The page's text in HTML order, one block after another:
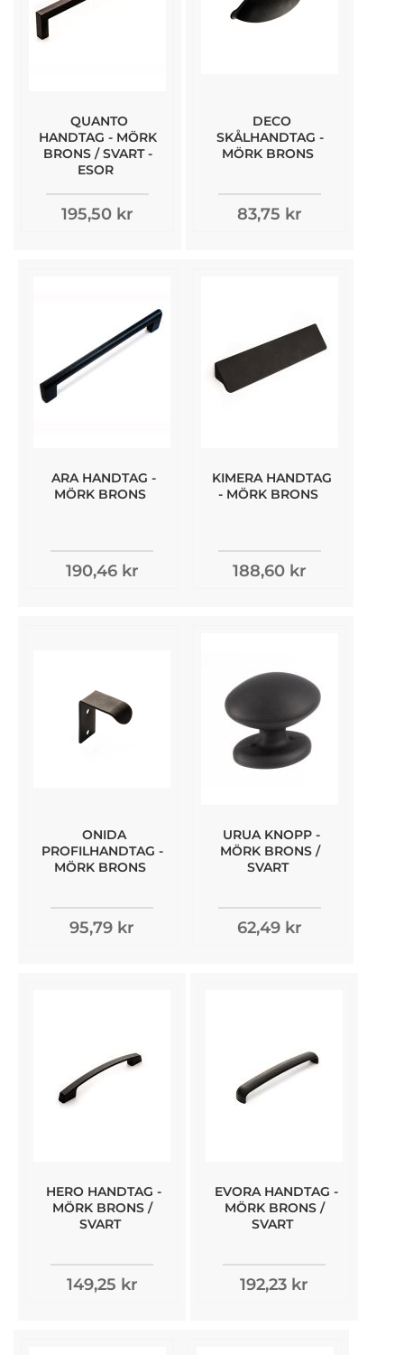
QUANTO
HANDTAG - MÖRK
BRONS / SVART -
ESOR
195,50 kr
DECO
SKÅLHANDTAG -
MÖRK BRONS
83,75 kr
ARA HANDTAG -
MÖRK BRONS
190,46 kr
KIMERA HANDTAG
- MÖRK BRONS
188,60 kr
ONIDA
PROFILHANDTAG -
MÖRK BRONS
95,79 kr
URUA KNOPP -
MÖRK BRONS /
SVART
62,49 kr
HERO HANDTAG -
MÖRK BRONS /
SVART
149,25 kr
EVORA HANDTAG -
MÖRK BRONS /
SVART
192,23 kr